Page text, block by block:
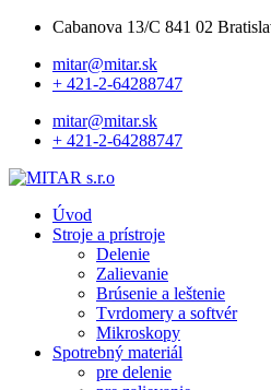
Cabanova 13/C 841 02
mitar@mitar.sk
+ 421-2-64288747
mitar@mitar.sk
+ 421-2-64288747
Úvod
Stroje a prístroje
Delenie
Zalievanie
Brúsenie a leštenie
Tvrdomery a softvér
Mikroskopy
Spotrebný materiál
pre delenie